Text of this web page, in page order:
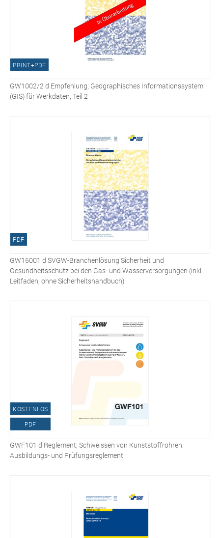
PRINT+PDF
GW1002/2 d Empfehlung; Geographisches Informationssystem
(GIS) für Werkdaten, Teil 2
PDF
GW15001 d SVGW-Branchenlösung Sicherheit und
Gesundheitsschutz bei den Gas- und Wasserversorgungen (inkl.
Leitfaden, ohne Sicherheitshandbuch)
KOSTENLOS
PDF
GWF101 d Reglement; Schweissen von Kunststoffrohren:
Ausbildungs- und Prüfungsreglement